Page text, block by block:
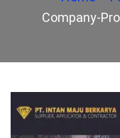
Company-